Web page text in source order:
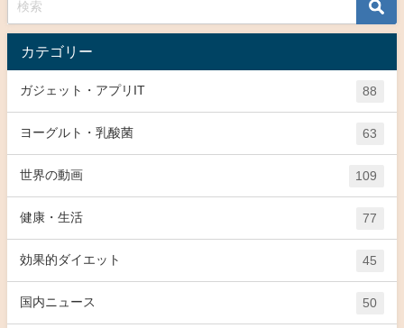
カテゴリー
ガジェット・アプリIT 88
ヨーグルト・乳酸菌 63
世界の動画 109
健康・生活 77
効果的ダイエット 45
国内ニュース 50